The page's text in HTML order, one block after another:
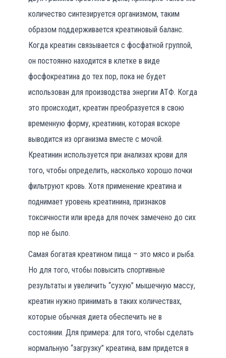
количество синтезируется организмом, таким
образом поддерживается креатиновый баланс.
Когда креатин связывается с фосфатной группой,
он постоянно находится в клетке в виде
фосфокреатина до тех пор, пока не будет
использован для производства энергии АТФ. Когда
это происходит, креатин преобразуется в свою
временную форму, креатинин, которая вскоре
выводится из организма вместе с мочой.
Креатинин используется при анализах крови для
того, чтобы определить, насколько хорошо почки
фильтруют кровь. Хотя применение креатина и
поднимает уровень креатинина, признаков
токсичности или вреда для почек замечено до сих
пор не было.
Самая богатая креатином пища – это мясо и рыба.
Но для того, чтобы повысить спортивные
результаты и увеличить “сухую” мышечную массу,
креатин нужно принимать в таких количествах,
которые обычная диета обеспечить не в
состоянии. Для примера: для того, чтобы сделать
нормальную “загрузку” креатина, вам придется в